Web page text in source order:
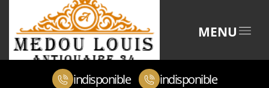
MENU
indisponible indisponible